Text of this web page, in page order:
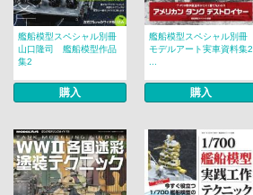
艦船模型スペシャル別冊
山口隆司 艦船模型作品
集2
購入
艦船模型スペシャル別冊
モデルアート実車資料集2
購入